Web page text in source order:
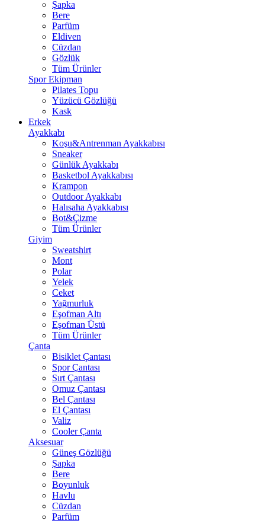
Şapka
Bere
Parfüm
Eldiven
Cüzdan
Gözlük
Tüm Ürünler
Spor Ekipman
Pilates Topu
Yüzücü Gözlüğü
Kask
Erkek
Ayakkabı
Koşu&Antrenman Ayakkabısı
Sneaker
Günlük Ayakkabı
Basketbol Ayakkabısı
Krampon
Outdoor Ayakkabı
Halısaha Ayakkabısı
Bot&Çizme
Tüm Ürünler
Giyim
Sweatshirt
Mont
Polar
Yelek
Ceket
Yağmurluk
Eşofman Altı
Eşofman Üstü
Tüm Ürünler
Çanta
Bisiklet Çantası
Spor Çantası
Sırt Çantası
Omuz Çantası
Bel Çantası
El Çantası
Valiz
Cooler Çanta
Aksesuar
Güneş Gözlüğü
Şapka
Bere
Boyunluk
Havlu
Cüzdan
Parfüm